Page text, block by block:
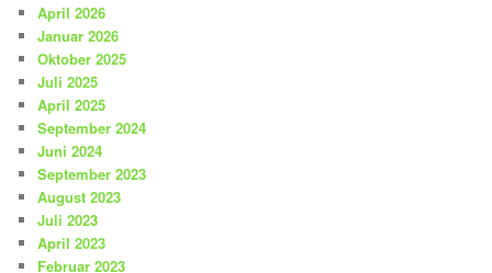
April 2026
Januar 2026
Oktober 2025
Juli 2025
April 2025
September 2024
Juni 2024
September 2023
August 2023
Juli 2023
April 2023
Februar 2023